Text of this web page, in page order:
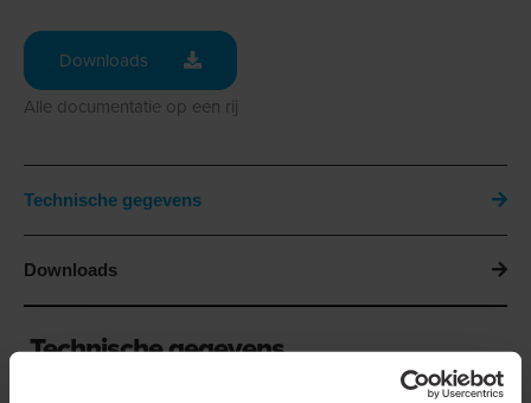
Downloads
Alle documentatie op een rij
Technische gegevens
Downloads
Technische gegevens